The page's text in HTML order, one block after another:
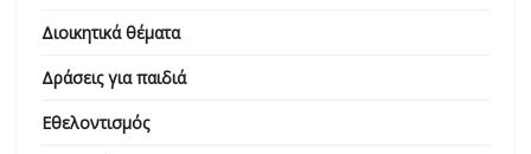
Διοικητικά θέματα
Δράσεις για παιδιά
Εθελοντισμός